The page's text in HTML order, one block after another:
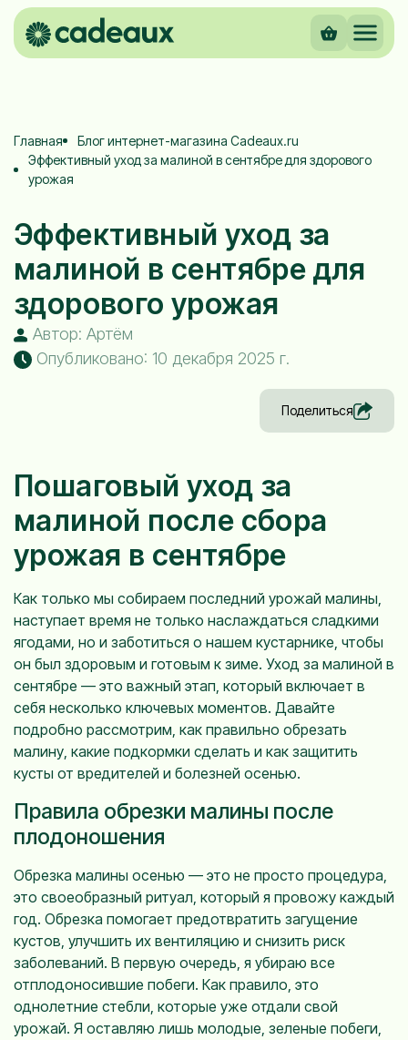
Главная
Блог интернет-магазина Cadeaux.ru
Эффективный уход за малиной в сентябре для здорового
урожая
Эффективный уход за
малиной в сентябре для
здорового урожая
Автор: Артём
Опубликовано: 10 декабря 2025 г.
Поделиться
Пошаговый уход за
малиной после сбора
урожая в сентябре
Как только мы собираем последний урожай малины,
наступает время не только наслаждаться сладкими
ягодами, но и заботиться о нашем кустарнике, чтобы
он был здоровым и готовым к зиме. Уход за малиной в
сентябре — это важный этап, который включает в
себя несколько ключевых моментов. Давайте
подробно рассмотрим, как правильно обрезать
малину, какие подкормки сделать и как защитить
кусты от вредителей и болезней осенью.
Правила обрезки малины после
плодоношения
Обрезка малины осенью — это не просто процедура,
это своеобразный ритуал, который я провожу каждый
год. Обрезка помогает предотвратить загущение
кустов, улучшить их вентиляцию и снизить риск
заболеваний. В первую очередь, я убираю все
отплодоносившие побеги. Как правило, это
однолетние стебли, которые уже отдали свой
урожай. Я оставляю лишь молодые, зеленые побеги,